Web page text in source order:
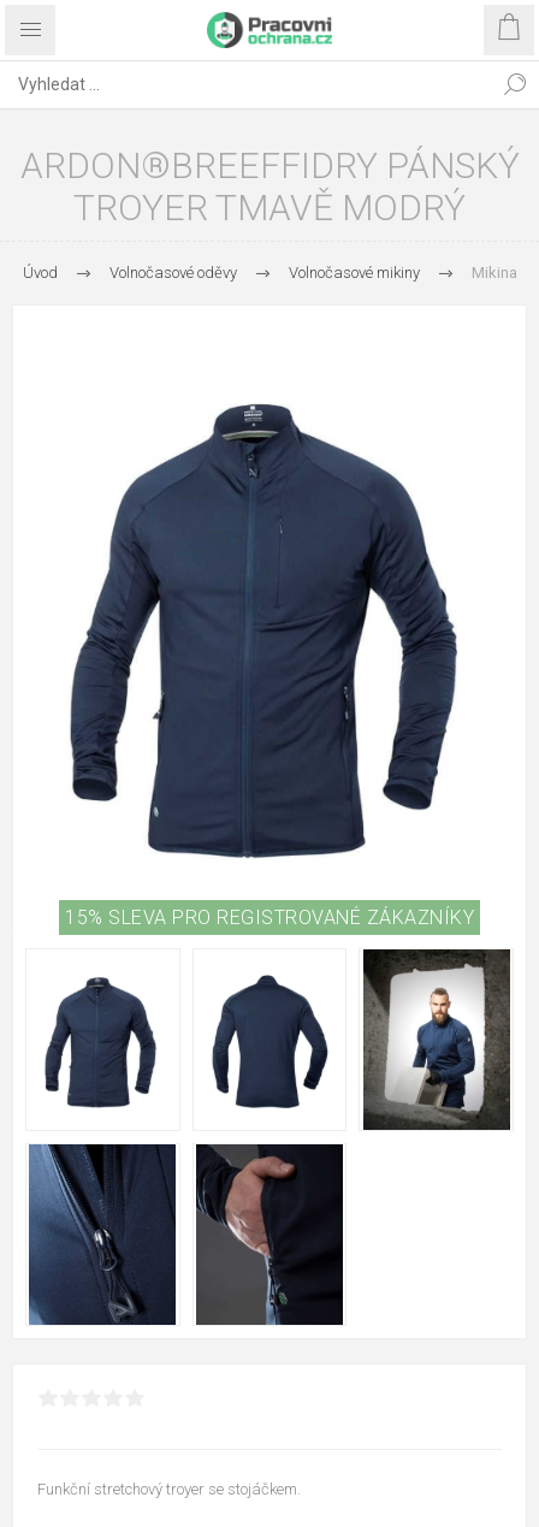
ARDON®BREEFFIDRY PÁNSKÝ
TROYER TMAVĚ MODRÝ
Úvod Volnočasové oděvy Volnočasové mikiny Mikina
15% SLEVA PRO REGISTROVANÉ ZÁKAZNÍKY
Funkční stretchový troyer se stojáčkem.